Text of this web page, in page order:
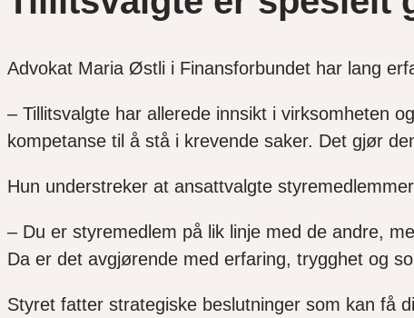
Advokat Maria Østli i Finansforbundet har lang
– Tillitsvalgte har allerede innsikt i virksomheten
kompetanse til å stå i krevende saker. Det gjør
Hun understreker at ansattvalgte
– Du er styremedlem på lik linje med de andre,
Da er det avgjørende med erfaring, trygghet og
Styret fatter strategiske beslutninger som kan få